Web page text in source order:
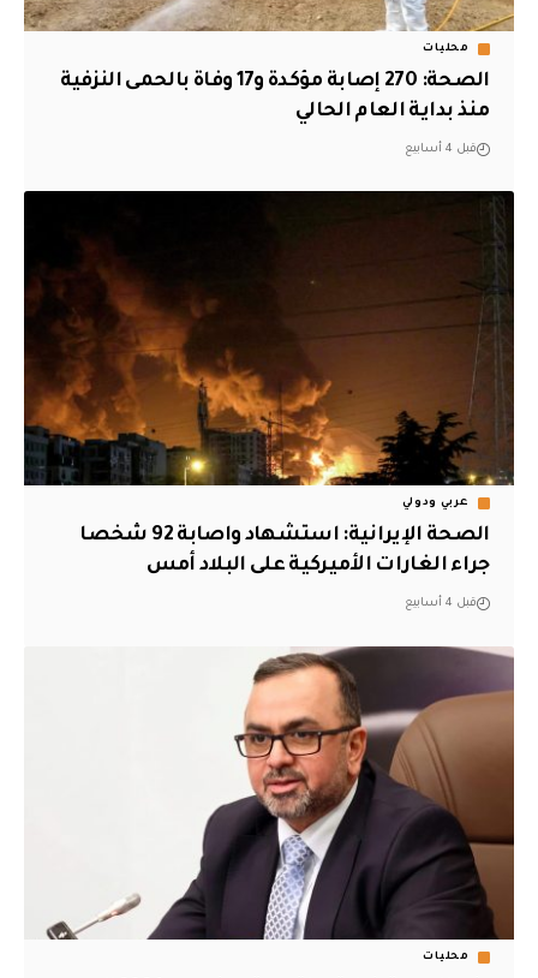
محليات
الصحة: 270 إصابة مؤكدة و17 وفاة بالحمى النزفية
منذ بداية العام الحالي
قبل 4 أسابيع
عربي ودولي
‏الصحة الإيرانية: استشهاد واصابة 92 شخصا
جراء الغارات الأميركية على البلاد أمس
قبل 4 أسابيع
محليات